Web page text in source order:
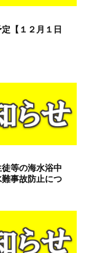
【１２月１日
徒等の海水浴中
事故防止につ